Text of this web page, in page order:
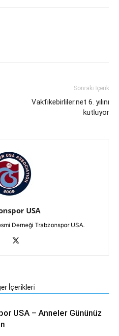
Sonraki İçerik
Vakfıkebirliler.net 6. yılını
kutluyor
USA
Derneği Trabzonspor USA.
İçerikleri
USA – Anneler Gününüz